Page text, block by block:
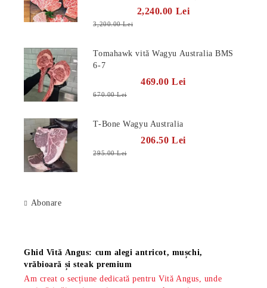
2,240.00 Lei
3,200.00 Lei
Tomahawk vită Wagyu Australia BMS
6-7
469.00 Lei
670.00 Lei
T-Bone Wagyu Australia
206.50 Lei
295.00 Lei
Abonare
Ghid Vită Angus: cum alegi antricot, mușchi,
vrăbioară și steak premium
Am creat o secțiune dedicată pentru Vită Angus, unde